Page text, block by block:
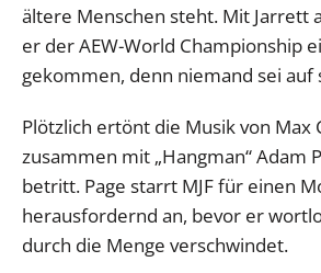
ältere Menschen steht. Mit Jarrett
er der AEW-World Championship
gekommen, denn niemand sei auf
Plötzlich ertönt die Musik von Max
zusammen mit „Hangman“ Adam
betritt. Page starrt MJF für einen
herausfordernd an, bevor er
durch die Menge verschwindet.